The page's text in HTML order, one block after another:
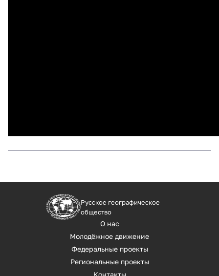
Русское географическое
общество
О нас
Молодёжное движение
Федеральные проекты
Региональные проекты